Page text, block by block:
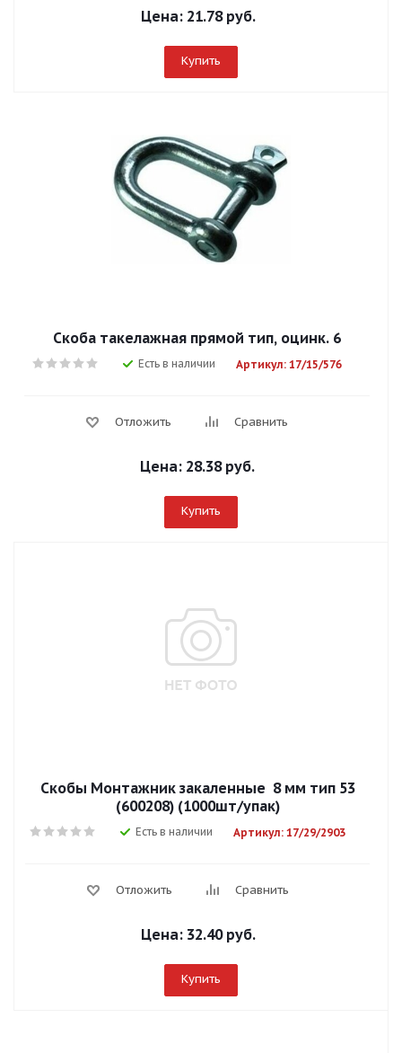
Цена: 21.78 руб.
Купить
Скоба такелажная прямой тип, оцинк. 6
Есть в наличии Артикул: 17/15/576
Отложить Сравнить
Цена: 28.38 руб.
Купить
Скобы Mонтажник закаленные 8 мм тип 53
(600208) (1000шт/упак)
Есть в наличии Артикул: 17/29/2903
Отложить Сравнить
Цена: 32.40 руб.
Купить